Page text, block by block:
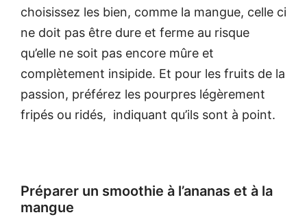
choisissez les bien, comme la mangue, celle ci
ne doit pas être dure et ferme au risque
qu’elle ne soit pas encore mûre et
complètement insipide. Et pour les fruits de la
passion, préférez les pourpres légèrement
fripés ou ridés, indiquant qu’ils sont à point.
Préparer un smoothie à l’ananas et à la
mangue